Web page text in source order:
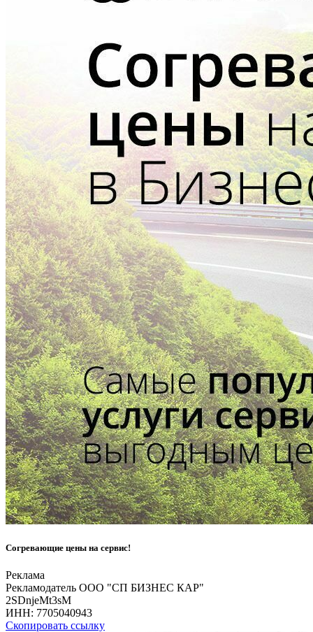
Согревающие цены на сервис!
Реклама
Рекламодатель ООО "СП БИЗНЕС КАР"
2SDnjeMt3sM
ИНН: 7705040943
Скопировать ссылку